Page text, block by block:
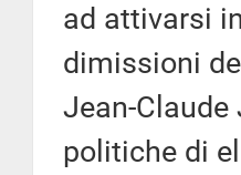
ad attivarsi
dimissioni
Jean-Claude
politiche di